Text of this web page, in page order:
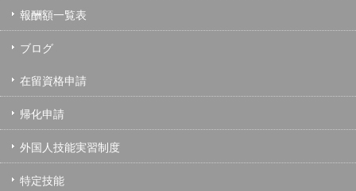
報酬額一覧表
ブログ
在留資格申請
帰化申請
外国人技能実習制度
特定技能